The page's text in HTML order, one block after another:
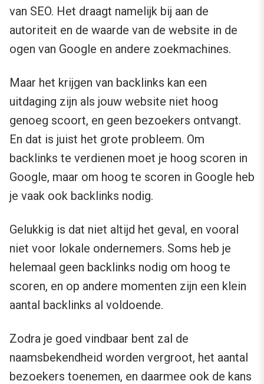
van SEO. Het draagt namelijk bij aan de
autoriteit en de waarde van de website in de
ogen van Google en andere zoekmachines.
Maar het krijgen van backlinks kan een
uitdaging zijn als jouw website niet hoog
genoeg scoort, en geen bezoekers ontvangt.
En dat is juist het grote probleem. Om
backlinks te verdienen moet je hoog scoren in
Google, maar om hoog te scoren in Google heb
je vaak ook backlinks nodig.
Gelukkig is dat niet altijd het geval, en vooral
niet voor lokale ondernemers. Soms heb je
helemaal geen backlinks nodig om hoog te
scoren, en op andere momenten zijn een klein
aantal backlinks al voldoende.
Zodra je goed vindbaar bent zal de
naamsbekendheid worden vergroot, het aantal
bezoekers toenemen, en daarmee ook de kans